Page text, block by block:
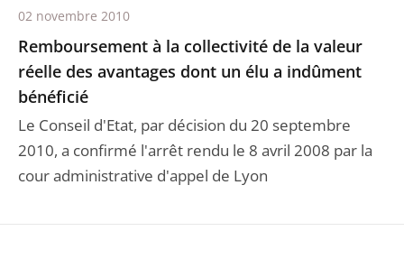
Remboursement à la collectivité de la valeur
réelle des avantages dont un élu a indûment
bénéficié
Le Conseil d'Etat, par décision du 20 septembre
2010, a confirmé l'arrêt rendu le 8 avril 2008 par la
cour administrative d'appel de Lyon
02 novembre 2010